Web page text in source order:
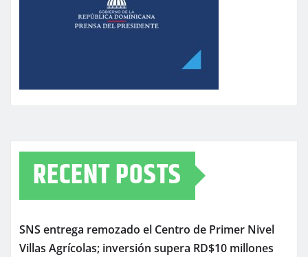
RECENT POSTS
SNS entrega remozado el Centro de Primer Nivel
Villas Agrícolas; inversión supera RD$10 millones